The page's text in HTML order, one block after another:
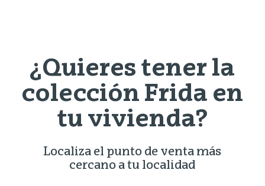
¿Quieres tener la
colección Frida en
tu vivienda?
Localiza el punto de venta más
cercano a tu localidad